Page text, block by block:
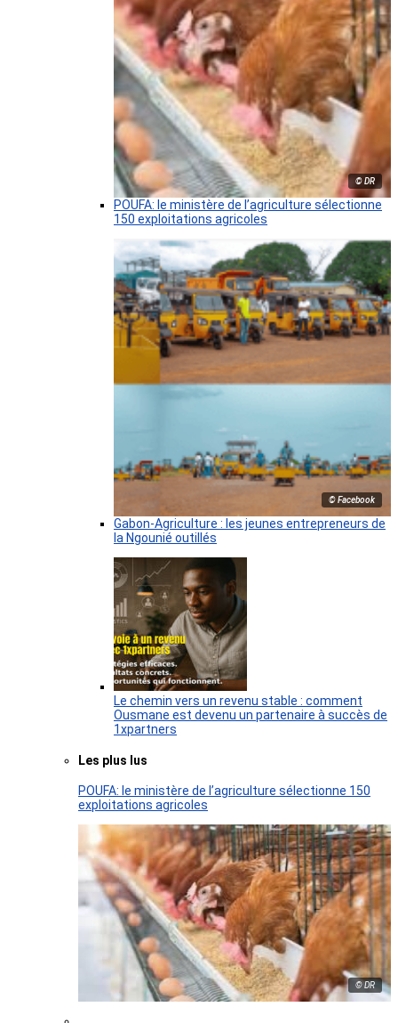
© DR
POUFA: le ministère de l’agriculture sélectionne
150 exploitations agricoles
© Facebook
Gabon-Agriculture : les jeunes entrepreneurs de
la Ngounié outillés
Le chemin vers un revenu stable : comment
Ousmane est devenu un partenaire à succès de
1xpartners
Les plus lus
POUFA: le ministère de l’agriculture sélectionne 150
exploitations agricoles
© DR